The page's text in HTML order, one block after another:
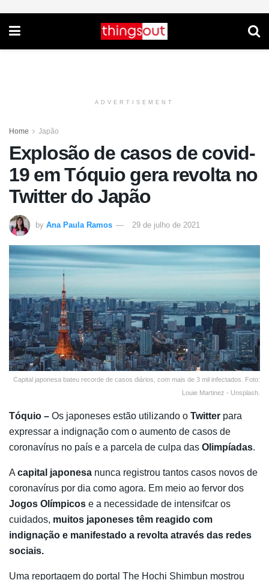
ADVERTISEMENT
Home Japão
Explosão de casos de covid-
19 em Tóquio gera revolta no
Twitter do Japão
by Ana Paula Ramos 29 de julho de 2021
Capital japonesa bateu recorde de casos diários, com mais de 3 mil infectados. Foto:
Louie Martinez - Unsplash.
Tóquio – Os japoneses estão utilizando o Twitter para
expressar a indignação com o aumento de casos de
coronavírus no país e a parcela de culpa das Olimpíadas.
A capital japonesa nunca registrou tantos casos novos de
coronavírus por dia como agora. Em meio ao fervor dos
Jogos Olímpicos e a necessidade de intensifcar os
cuidados, muitos japoneses têm reagido com
indignação e manifestado a revolta através das redes
sociais.
Uma reportagem do portal The Hochi Shimbun mostrou